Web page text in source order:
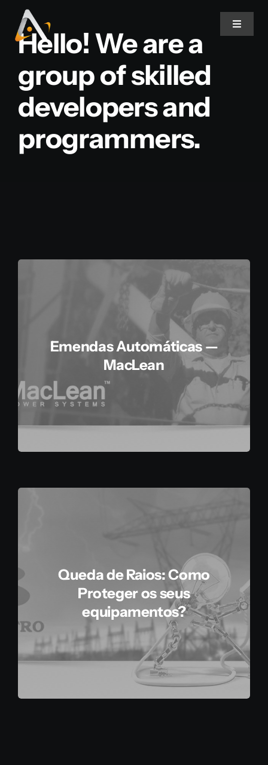
para
Toggle
Produtos
Informativo
Contato
Hello! We are a
group of skilled
developers and
programmers.
Emendas Automáticas —
MacLean
Queda de Raios: Como
Proteger os seus
equipamentos?